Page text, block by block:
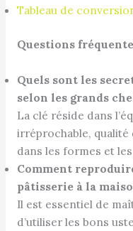
Tableau de
Questions
Quels sont les
selon les grands
La clé réside dans
irréprochable,
dans les formes et
Comment
pâtisserie à la
Il est essentiel de
d’utiliser les bons